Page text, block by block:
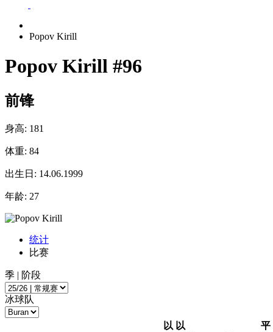
Popov Kirill
Popov Kirill #96
前锋
身高: 181
体重: 84
出生日: 14.06.1999
年龄: 27
统计
比赛
季 | 阶段
冰球队
以 以
平